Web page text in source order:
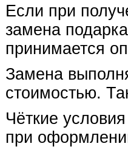
Если при
замена
принимается
Замена
стоимостью.
Чёткие
при